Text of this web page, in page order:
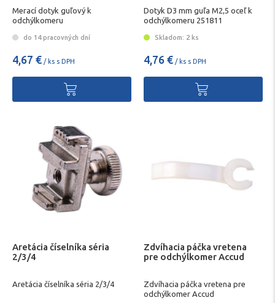
Merací dotyk guľový k
odchýlkomeru
do 14 pracovných dní
4,67 € / ks s DPH
Dotyk D3 mm guľa M2,5 oceľ k
odchýlkomeru 251811
Skladom: 2 ks
4,76 € / ks s DPH
Aretácia číselníka séria
2/3/4
Aretácia číselníka séria 2/3/4
Zdvíhacia páčka vretena
pre odchýlkomer Accud
Zdvíhacia páčka vretena pre
odchýlkomer Accud